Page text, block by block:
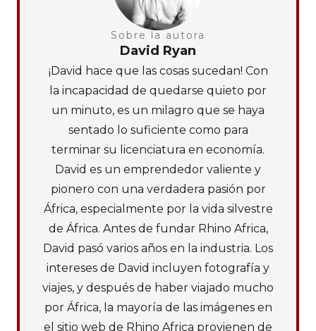
Sobre la autora
David Ryan
¡David hace que las cosas sucedan! Con
la incapacidad de quedarse quieto por
un minuto, es un milagro que se haya
sentado lo suficiente como para
terminar su licenciatura en economía.
David es un emprendedor valiente y
pionero con una verdadera pasión por
África, especialmente por la vida silvestre
de África. Antes de fundar Rhino Africa,
David pasó varios años en la industria. Los
intereses de David incluyen fotografía y
viajes, y después de haber viajado mucho
por África, la mayoría de las imágenes en
el sitio web de Rhino Africa provienen de